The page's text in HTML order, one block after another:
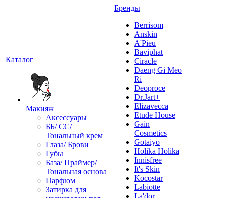
Каталог
Макияж
Аксессуары
ББ/ СС/
Тональный крем
Глаза/ Брови
Губы
База/ Праймер/
Тональная основа
Парфюм
Затирка для
Бренды
Berrisom
Anskin
A'Pieu
Baviphat
Ciracle
Daeng Gi Meo
Ri
Deoproce
Dr.Jart+
Elizavecca
Etude House
Gain
Cosmetics
Gotaiyo
Holika Holika
Innisfree
It's Skin
Kocostar
Labiotte
La'dor